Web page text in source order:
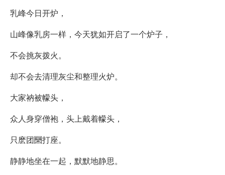
乳峰今日开炉，
山峰像乳房一样，今天犹如开启了一个炉子，
不会挑灰拨火。
却不会去清理灰尘和整理火炉。
大家衲被幪头，
众人身穿僧袍，头上戴着幪头，
只麽团圞打座。
静静地坐在一起，默默地静思。